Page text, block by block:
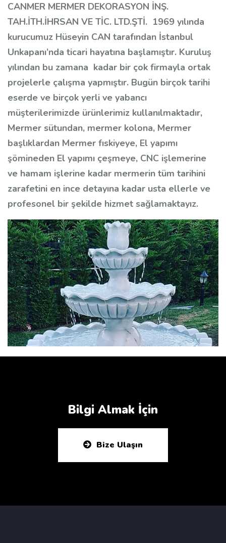
CANMER MERMER DEKORASYON İNŞ.
TAH.İTH.İHRSAN VE TİC. LTD.ŞTİ. 1969 yılında
kurucumuz Hüseyin CAN tarafından İstanbul
Unkapanı’nda ticari hayatına başlamıştır. Kuruluş
yılından bu zamana kadar bir çok firmayla ortak
projelerle çalışma yapmıştır. Bugün birçok tarihi
eserde ve birçok yerli ve yabancı
müşterilerimizde ürünlerimiz kullanılmaktadır,
Mermer sütundan, mermer kolona, Mermer
başlıklardan Mermer fıskiyeye, El yapımı
şömineden El yapımı çeşmeye, CNC işlemerine
ve hamam işlerine kadar mermerin tüm tarihini
zarafetini en ince detayına kadar usta ellerle ve
profesonel bir şekilde hizmet sağlamaktayız.
Bilgi Almak İçin
Bize Ulaşın